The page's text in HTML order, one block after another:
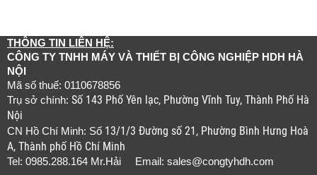
THÔNG TIN LIÊN HỆ:
CÔNG TY TNHH MÁY VÀ THIẾT BỊ CÔNG NGHIỆP HDH HÀ
NỘI
Mã số thuế: 0110678856
Trụ sở chính: Số 143 Phố Yên lạc, Phường Vĩnh Tuy, Thành Phố Hà
Nội
CN Hồ Chí Minh: Số 13/1/3 Đường số 21, Phường Bình Hưng Hoà
A, Thành phố Hồ Chí Minh
Tel: 0985.288.164 Mr.Hải Email: sales@congtyhdh.com